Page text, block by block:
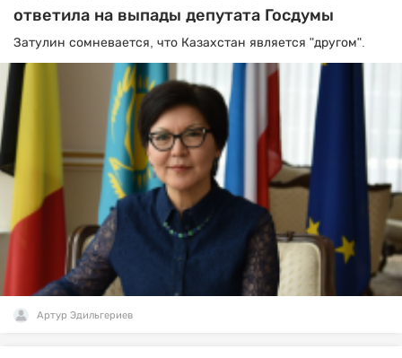
ответила на выпады депутата Госдумы
Затулин сомневается, что Казахстан является "другом".
Артур Эдильгериев